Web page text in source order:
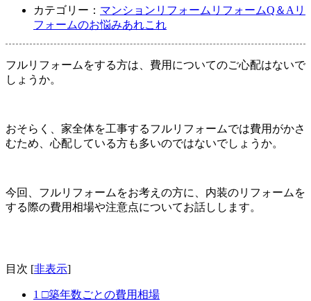
カテゴリー： マンションリフォーム リフォームQ＆A リ
フォームのお悩みあれこれ
フルリフォームをする方は、費用についてのご心配はないで
しょうか。
おそらく、家全体を工事するフルリフォームでは費用がかさ
むため、心配している方も多いのではないでしょうか。
今回、フルリフォームをお考えの方に、内装のリフォームを
する際の費用相場や注意点についてお話しします。
目次 [非表示]
1 □築年数ごとの費用相場